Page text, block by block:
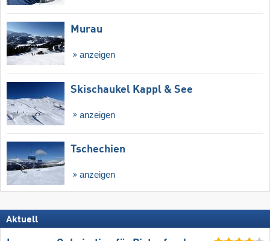
Murau
anzeigen
Skischaukel Kappl & See
anzeigen
Tschechien
anzeigen
Aktuell